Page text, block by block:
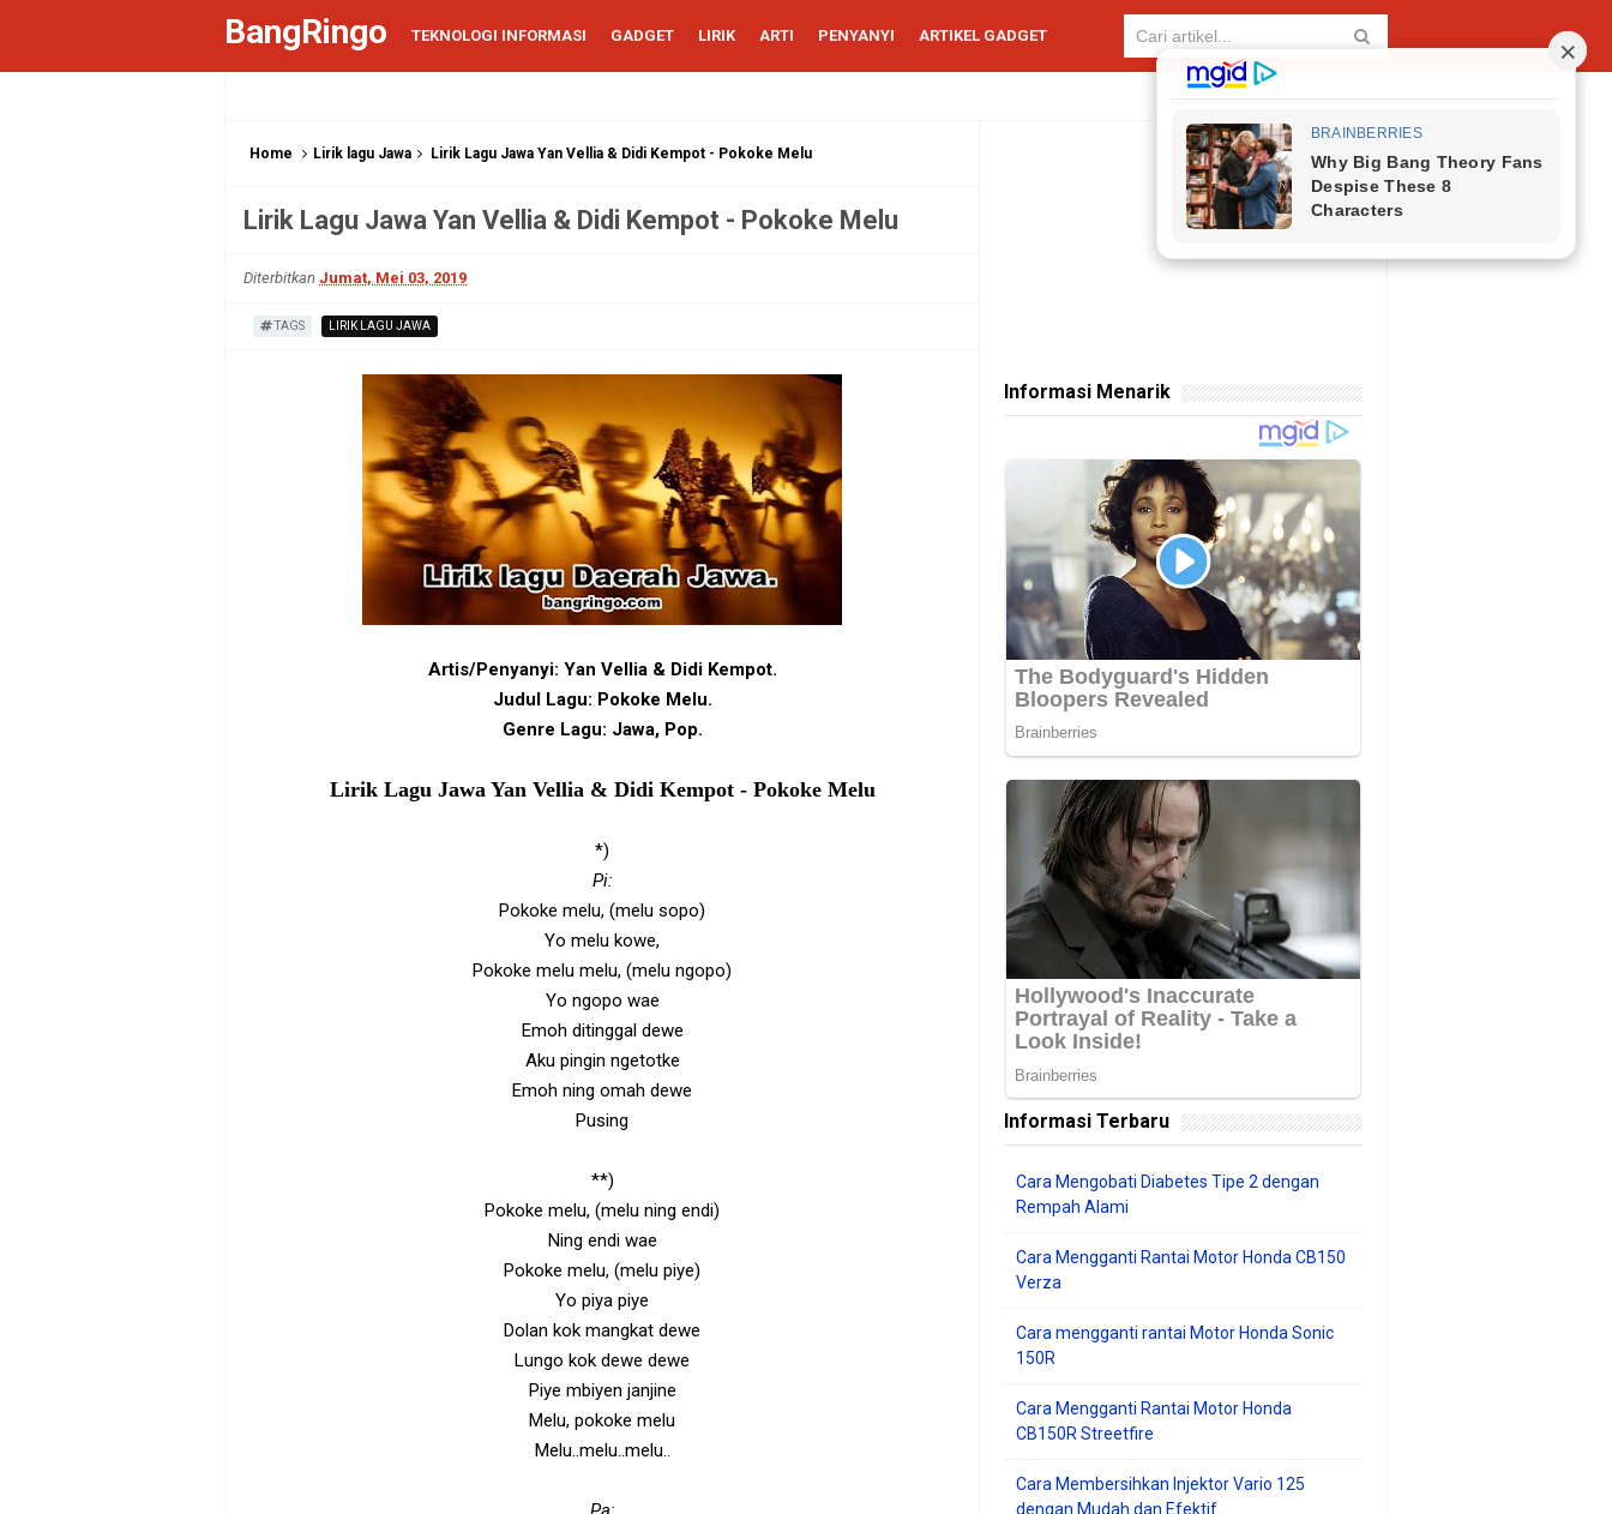
BangRingo TEKNOLOGI INFORMASI GADGET LIRIK ARTI PENYANYI ARTIKEL GADGET
Home Lirik lagu Jawa Lirik Lagu Jawa Yan Vellia & Didi Kempot - Pokoke Melu
Lirik Lagu Jawa Yan Vellia & Didi Kempot - Pokoke Melu
Diterbitkan Jumat, Mei 03, 2019
TAGS LIRIK LAGU JAWA
Artis/Penyanyi: Yan Vellia & Didi Kempot.
Judul Lagu: Pokoke Melu.
Genre Lagu: Jawa, Pop.
Lirik Lagu Jawa Yan Vellia & Didi Kempot - Pokoke Melu
*)
Pi:
Pokoke melu, (melu sopo)
Yo melu kowe,
Pokoke melu melu, (melu ngopo)
Yo ngopo wae
Emoh ditinggal dewe
Aku pingin ngetotke
Emoh ning omah dewe
Pusing
**)
Pokoke melu, (melu ning endi)
Ning endi wae
Pokoke melu, (melu piye)
Yo piya piye
Dolan kok mangkat dewe
Lungo kok dewe dewe
Piye mbiyen janjine
Melu, pokoke melu
Melu..melu..melu..
Informasi Menarik
Informasi Terbaru
Cara Mengobati Diabetes Tipe 2 dengan
Rempah Alami
Cara Mengganti Rantai Motor Honda CB150
Verza
Cara mengganti rantai Motor Honda Sonic
150R
Cara Mengganti Rantai Motor Honda
CB150R Streetfire
Cara Membersihkan Injektor Vario 125
dengan Mudah dan Efektif